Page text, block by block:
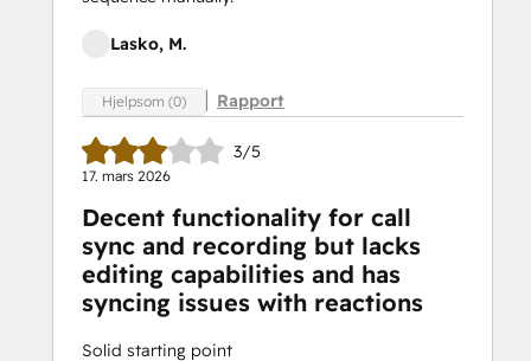
Lasko, M.
Hjelpsom (0) Rapport
3/5
17. mars 2026
Decent functionality for call
sync and recording but lacks
editing capabilities and has
syncing issues with reactions
Solid starting point